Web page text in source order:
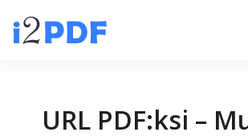
URL PDF:ksi –